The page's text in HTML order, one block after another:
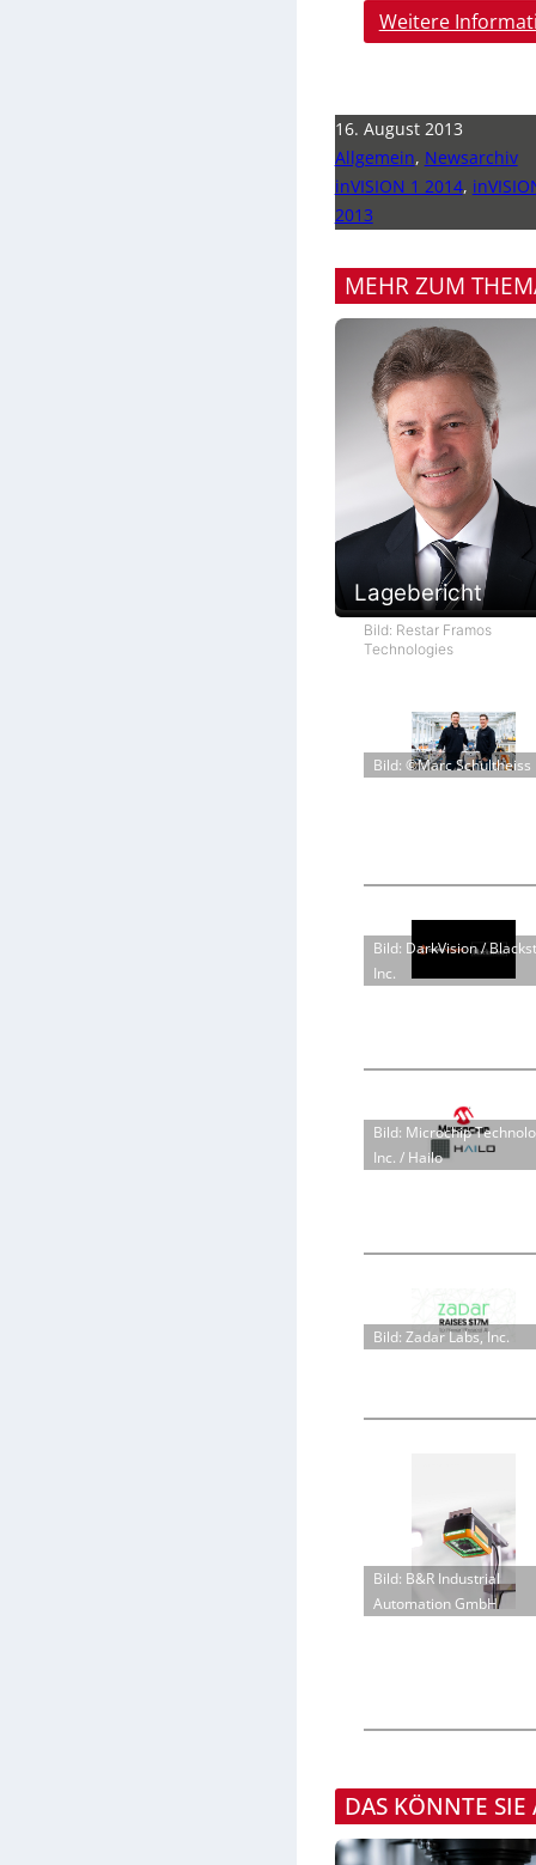
Weitere
16. August 2013
Allgemein, Newsarchiv
inVISION 1 2014,
2013
MEHR ZUM
Lagebericht
Bild: Restar Framos
Technologies
Bild: ©Marc Schultheiss
Bild: DarkVision /
Inc.
Bild: Microchip
Inc. / Hailo
Bild: Zadar Labs, Inc.
Bild: B&R Industrial
Automation GmbH
DAS KÖNNTE SIE